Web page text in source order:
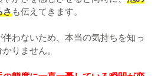
さも伝えてきます。
わないため、本当の気持ちを知っ
りません。